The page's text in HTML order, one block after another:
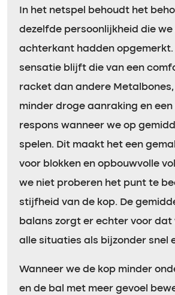
In het netspel behoudt het
dezelfde persoonlijkheid die
achterkant hadden opgemerkt.
sensatie blijft die van een
racket dan andere
minder droge aanraking en
respons wanneer we op
spelen. Dit maakt het een
voor blokken en opbouwvolle
we niet proberen het punt te
stijfheid van de kop. De
balans zorgt er echter voor dat
alle situaties als bijzonder snel
Wanneer we de kop minder
en de bal met meer gevoel